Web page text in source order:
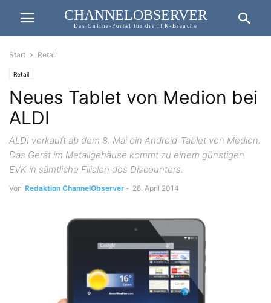
CHANNELOBSERVER
Das Online-Portal für die ITK-Branche
Start Retail
Retail
Neues Tablet von Medion bei
ALDI
ALDI verkauft ab dem 8. Mai ein Android-Tablet von Medion.
Das Gerät im Metallgehäuse kommt zu einem günstigen
EVK in sämtliche Filialen des Discounters.
Von Redaktion ChannelObserver - 28. April 2014